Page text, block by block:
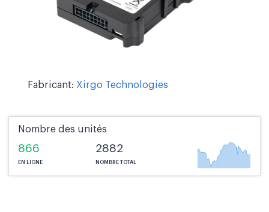
Fabricant: Xirgo Technologies
Nombre des unités
866
EN LIGNE
2882
NOMBRE TOTAL